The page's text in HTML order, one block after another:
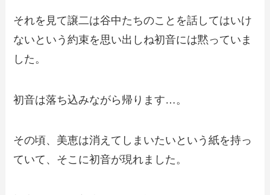
それを見て譲二は谷中たちのことを話してはいけ
ないという約束を思い出しね初音には黙っていま
した。
初音は落ち込みながら帰ります…。
その頃、美恵は消えてしまいたいという紙を持っ
ていて、そこに初音が現れました。